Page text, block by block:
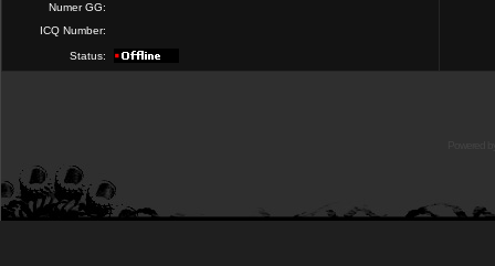
Numer GG:
ICQ Number:
Status: